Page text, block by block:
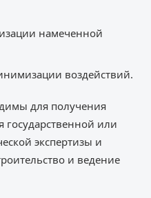
намеченной
воздействий.
для получения
или
экспертизы и
и ведение